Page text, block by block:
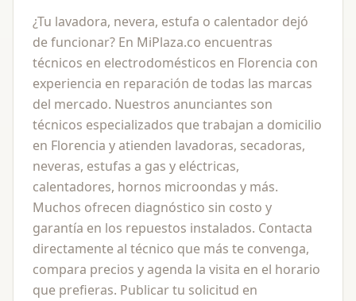
¿Tu lavadora, nevera, estufa o calentador dejó
de funcionar? En MiPlaza.co encuentras
técnicos en electrodomésticos en Florencia con
experiencia en reparación de todas las marcas
del mercado. Nuestros anunciantes son
técnicos especializados que trabajan a domicilio
en Florencia y atienden lavadoras, secadoras,
neveras, estufas a gas y eléctricas,
calentadores, hornos microondas y más.
Muchos ofrecen diagnóstico sin costo y
garantía en los repuestos instalados. Contacta
directamente al técnico que más te convenga,
compara precios y agenda la visita en el horario
que prefieras. Publicar tu solicitud en